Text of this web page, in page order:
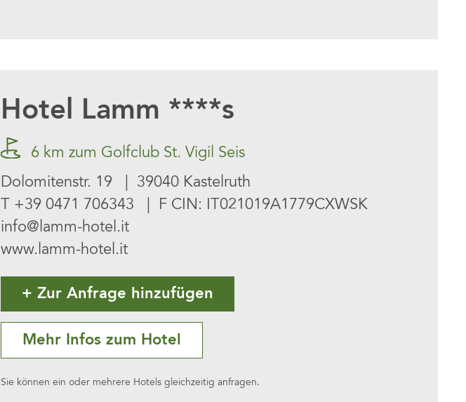
Hotel Lamm ****s
6 km zum Golfclub St. Vigil Seis
Dolomitenstr. 19 | 39040 Kastelruth
T +39 0471 706343 | F CIN: IT021019A1779CXWSK
info@lamm-hotel.it
www.lamm-hotel.it
Zur Anfrage hinzufügen
Mehr Infos zum Hotel
Sie können ein oder mehrere Hotels gleichzeitig anfragen.